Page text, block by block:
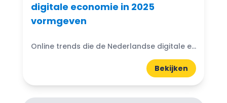
digitale economie in 2025
vormgeven
Online trends die de Nederlandse digitale economie in 2025 vormgeven. Je merkt het overal om je heen: de digitale gewoontes van Nederlanders veranderen razendsnel.
Bekijken